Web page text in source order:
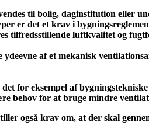
til bolig, daginstitution eller
er det et krav i
tilfredsstillende luftkvalitet og
ydeevne af et mekanisk
for eksempel af
behov for at bruge mindre
også krav om, at der skal